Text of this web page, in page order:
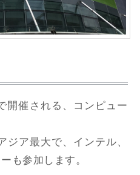
開催される、コンピュー
ジア最大で、インテル、
も参加します。